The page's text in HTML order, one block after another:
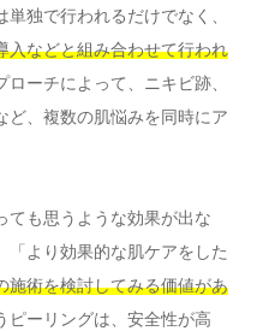
独で行われるだけでなく、
入などと組み合わせて行われ
ローチによって、ニキビ跡、
ど、複数の肌悩みを同時にア
ても思うような効果が出な
「より効果的な肌ケアをした
施術を検討してみる価値があ
ピーリングは、安全性が高